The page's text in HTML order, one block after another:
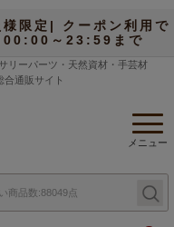
限定| クーポン利用で
00:00～23:59まで
リーパーツ・天然資材・手芸材
通販サイト
メニュー